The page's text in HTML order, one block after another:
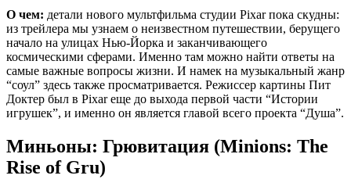
О чем: детали нового мультфильма студии Pixar пока скудны:
из трейлера мы узнаем о неизвестном путешествии, берущего
начало на улицах Нью-Йорка и заканчивающего
космическими сферами. Именно там можно найти ответы на
самые важные вопросы жизни. И намек на музыкальный жанр
“соул” здесь также просматривается. Режиссер картины Пит
Доктер был в Pixar еще до выхода первой части “Истории
игрушек”, и именно он является главой всего проекта “Душа”.
Миньоны: Грювитация (Minions: The
Rise of Gru)